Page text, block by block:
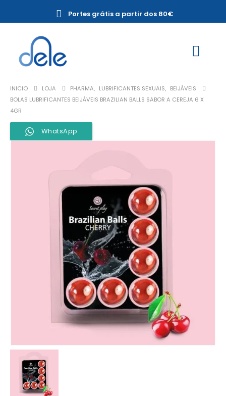
Portes grátis a partir dos 80€
INICIO LOJA PHARMA, LUBRIFICANTES SEXUAIS, BEIJÁVEIS
BOLAS LUBRIFICANTES BEIJÁVEIS BRAZILIAN BALLS SABOR A CEREJA 6 X
4GR
WhatsApp